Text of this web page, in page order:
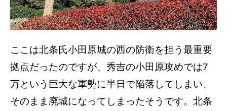
ここは北条氏小田原城の西の防衛を担う最重要
拠点だったのですが、秀吉の小田原攻めでは7
万という巨大な軍勢に半日で陥落してしまい、
そのまま廃城になってしまったそうです。北条